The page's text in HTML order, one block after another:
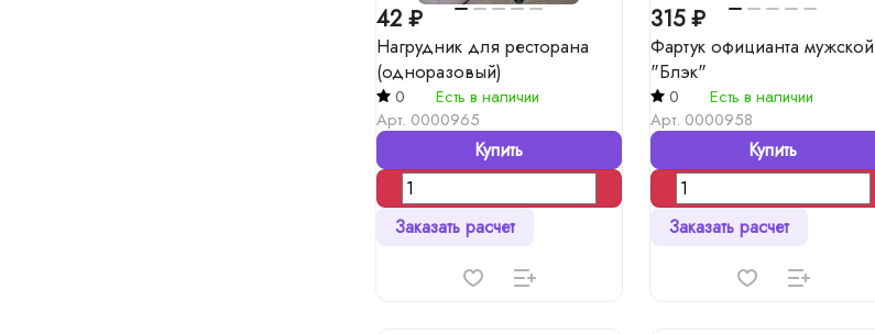
42 ₽
Нагрудник для ресторана
(одноразовый)
0
Есть в наличии
Арт. 0000965
Купить
Заказать расчет
315 ₽
Фартук официанта мужской
"Блэк"
0
Есть в наличии
Арт. 0000958
Купить
Заказать расчет